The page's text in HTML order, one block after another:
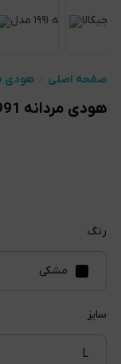
صفحه اصلی هودی
هودی مردانه Brush 1991 مدل GK1931
رنگ
مشکی
سایز
L